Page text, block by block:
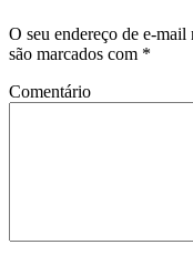
O seu endereço de e-mail
são marcados com *
Comentário